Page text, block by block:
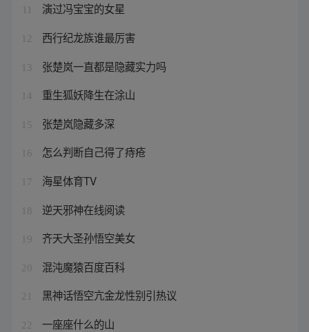
演过冯宝宝的女星
12 西行纪龙族谁最厉害
13 张楚岚一直都是隐藏实力吗
14 重生狐妖降生在涂山
15 张楚岚隐藏多深
16 怎么判断自己得了痔疮
17 海星体育TV
18 逆天邪神在线阅读
19 齐天大圣孙悟空美女
20 混沌魔猿百度百科
21 黑神话悟空亢金龙性别引热议
22 一座座什么的山